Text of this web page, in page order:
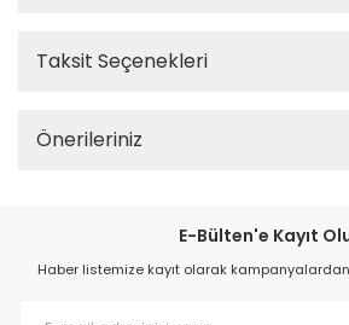
Taksit Seçenekleri
Önerileriniz
E-Bülten'e Kayıt
Haber listemize kayıt olarak